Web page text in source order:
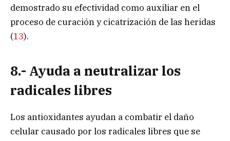
demostrado su efectividad como auxiliar en el
proceso de curación y cicatrización de las heridas
(13).
8.- Ayuda a neutralizar los
radicales libres
Los antioxidantes ayudan a combatir el daño
celular causado por los radicales libres que se